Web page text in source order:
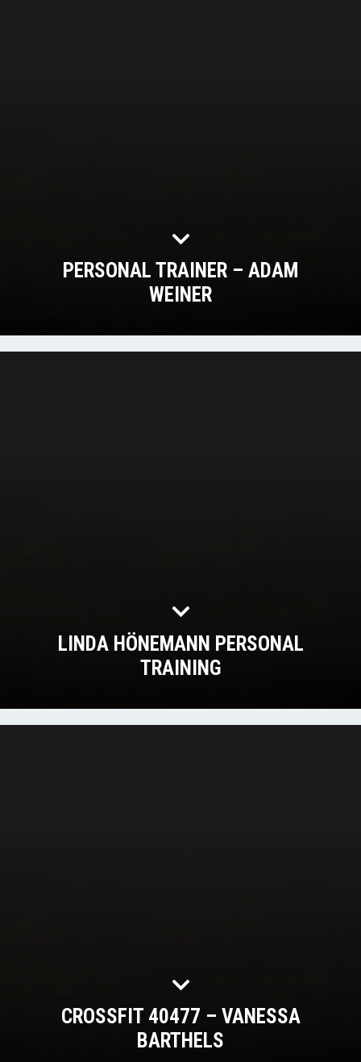
PERSONAL TRAINER – ADAM
WEINER
LINDA HÖNEMANN PERSONAL
TRAINING
CROSSFIT 40477 – VANESSA
BARTHELS